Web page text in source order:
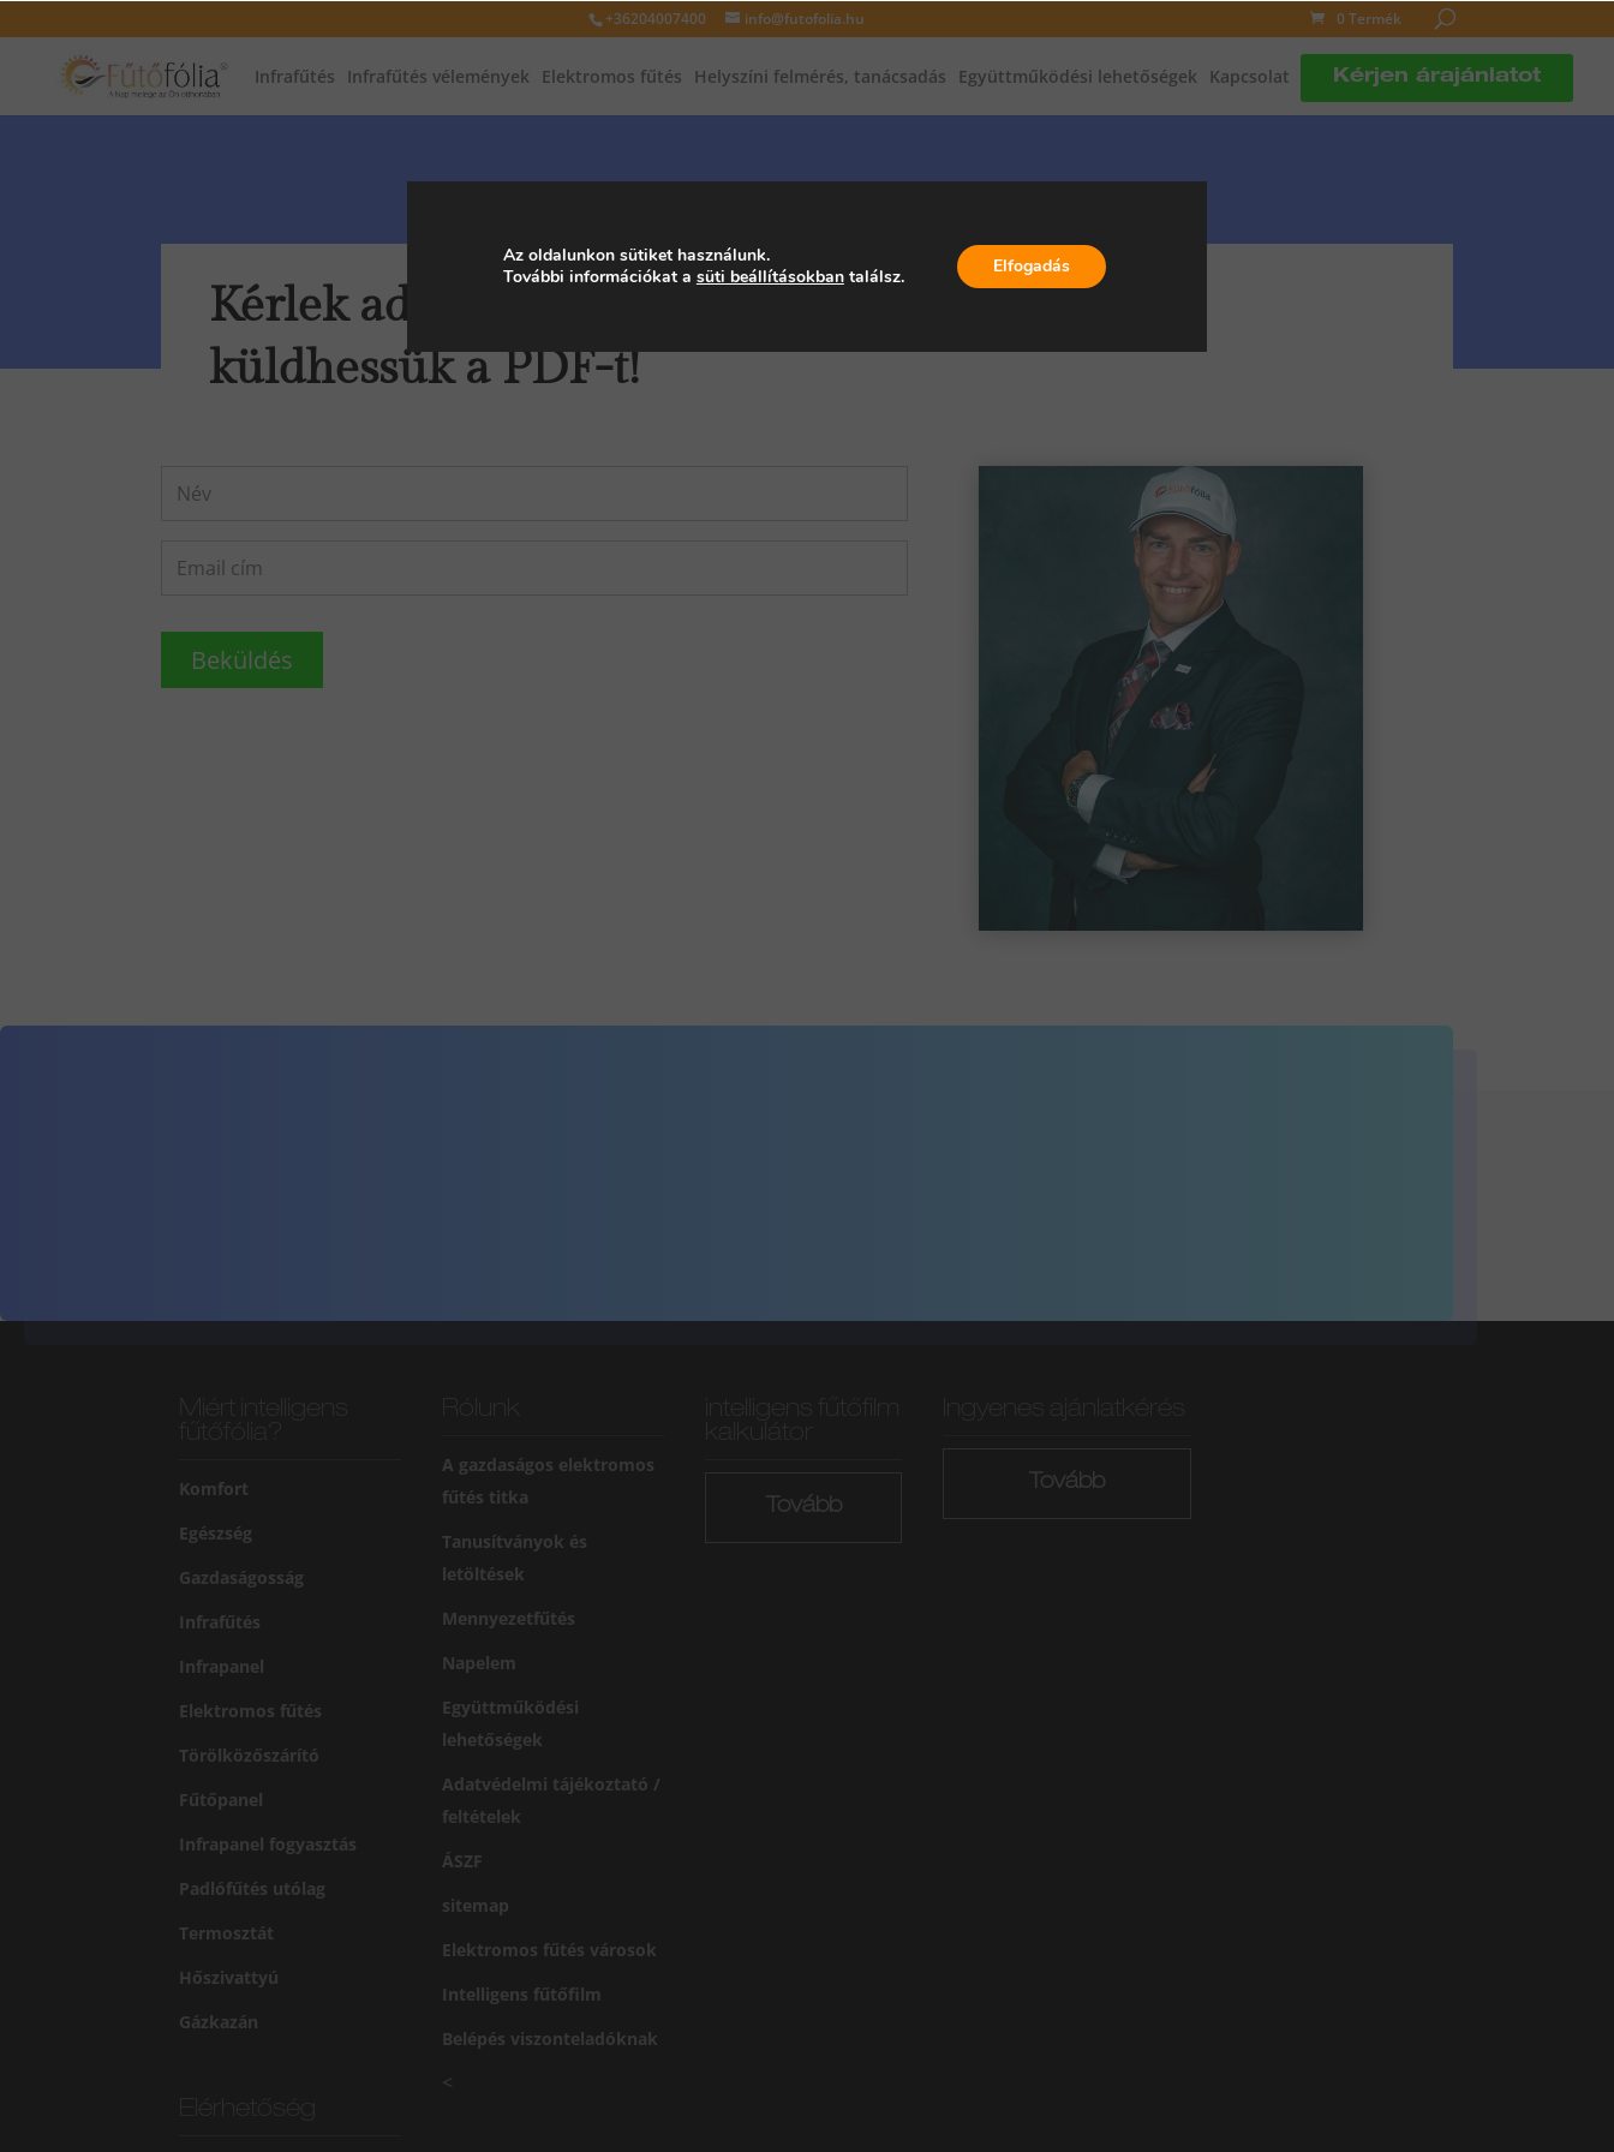
+36204007400 info@futofolia.hu 0 Termék
Infrafűtés Infrafűtés vélemények Elektromos fűtés Helyszíni felmérés, tanácsadás Együttműködési lehetőségek Kapcsolat Kérjen árajánlatot
Kérlek add meg az adataidat, hogy
küldhessük a PDF-t!
Beküldés
Komfort
Egészség
Gazdaságosság
Infrafűtés
Infrapanel
Elektromos fűtés
Törölközőszárító
Fűtőpanel
Infrapanel fogyasztás
Padlófűtés utólag
Termosztát
Hőszivattyú
Gázkazán
A gazdaságos elektromos
fűtés titka
Tanusítványok és
letöltések
Mennyezetfűtés
Napelem
Együttműködési
lehetőségek
Adatvédelmi tájékoztató /
feltételek
ÁSZF
sitemap
Elektromos fűtés városok
Intelligens fűtőfilm
Belépés viszonteladóknak
<
Tovább
Tovább
Az oldalunkon sütiket használunk.
További információkat a süti beállításokbantalálsz. Elfogadás